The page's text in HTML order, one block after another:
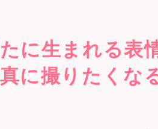
に生まれる表
に撮りたくな